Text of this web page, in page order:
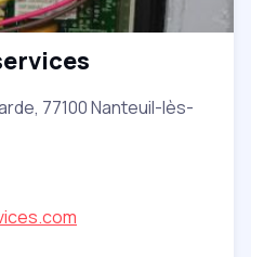
77100 Nanteuil-lès-